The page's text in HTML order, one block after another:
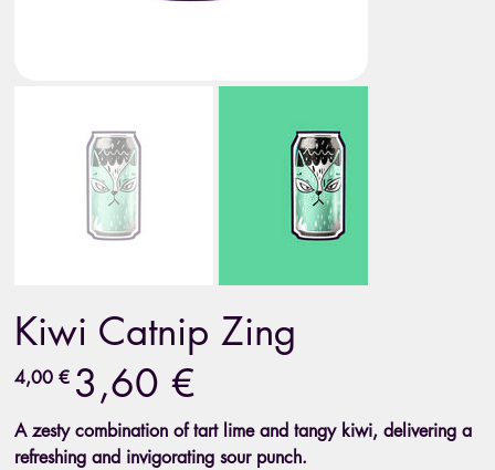
Kiwi Catnip Zing
Prix
d’origine
4,00 €
Prix
promotionnel
3,60 €
A zesty combination of tart lime and tangy kiwi, delivering a
refreshing and invigorating sour punch.